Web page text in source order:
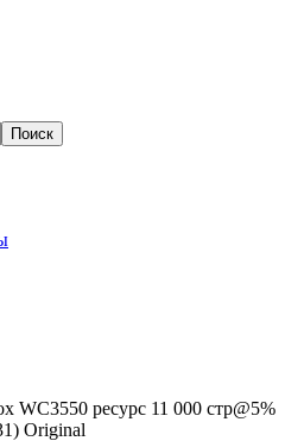
Поиск
WC3550 ресурс 11 000 стр@5%
Original